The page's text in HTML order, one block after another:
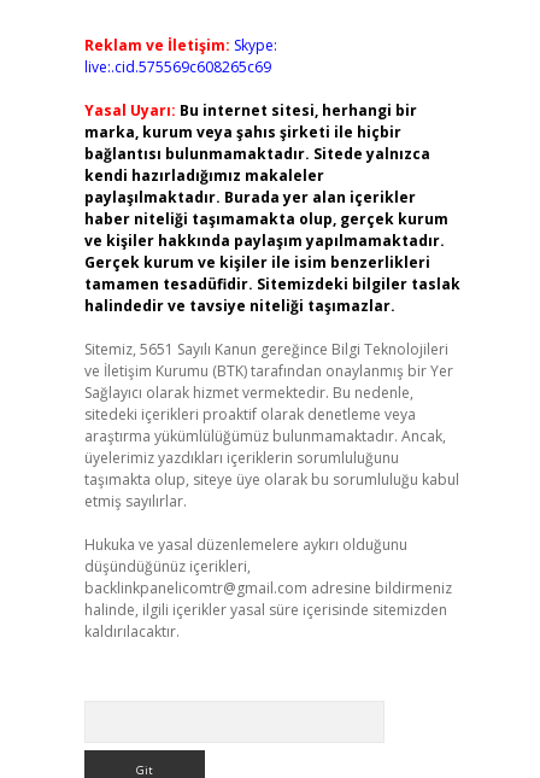
Reklam ve İletişim: Skype:
live:.cid.575569c608265c69
Yasal Uyarı: Bu internet sitesi, herhangi bir
marka, kurum veya şahıs şirketi ile hiçbir
bağlantısı bulunmamaktadır. Sitede yalnızca
kendi hazırladığımız makaleler
paylaşılmaktadır. Burada yer alan içerikler
haber niteliği taşımamakta olup, gerçek kurum
ve kişiler hakkında paylaşım yapılmamaktadır.
Gerçek kurum ve kişiler ile isim benzerlikleri
tamamen tesadüfidir. Sitemizdeki bilgiler taslak
halindedir ve tavsiye niteliği taşımazlar.
Sitemiz, 5651 Sayılı Kanun gereğince Bilgi Teknolojileri
ve İletişim Kurumu (BTK) tarafından onaylanmış bir Yer
Sağlayıcı olarak hizmet vermektedir. Bu nedenle,
sitedeki içerikleri proaktif olarak denetleme veya
araştırma yükümlülüğümüz bulunmamaktadır. Ancak,
üyelerimiz yazdıkları içeriklerin sorumluluğunu
taşımakta olup, siteye üye olarak bu sorumluluğu kabul
etmiş sayılırlar.
Hukuka ve yasal düzenlemelere aykırı olduğunu
düşündüğünüz içerikleri,
backlinkpanelicomtr@gmail.com adresine bildirmeniz
halinde, ilgili içerikler yasal süre içerisinde sitemizden
kaldırılacaktır.